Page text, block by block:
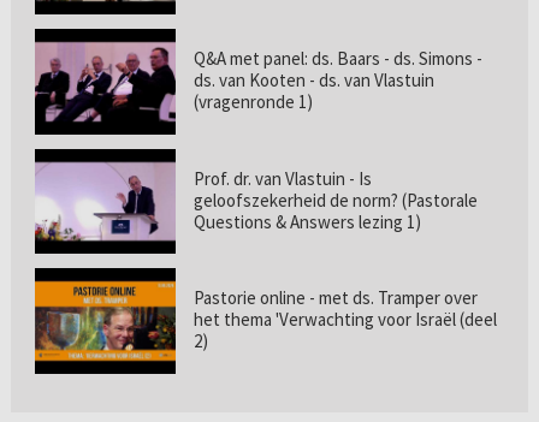
Q&A met panel: ds. Baars - ds. Simons -
ds. van Kooten - ds. van Vlastuin
(vragenronde 1)
Prof. dr. van Vlastuin - Is
geloofszekerheid de norm? (Pastorale
Questions & Answers lezing 1)
Pastorie online - met ds. Tramper over
het thema 'Verwachting voor Israël (deel
2)